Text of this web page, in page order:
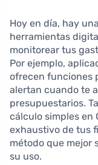
Hoy en día, hay
herramientas
monitorear tus
Por ejemplo,
ofrecen funciones
alertan cuando te
presupuestarios.
cálculo simples en
exhaustivo de tus
método que mejor
su uso.